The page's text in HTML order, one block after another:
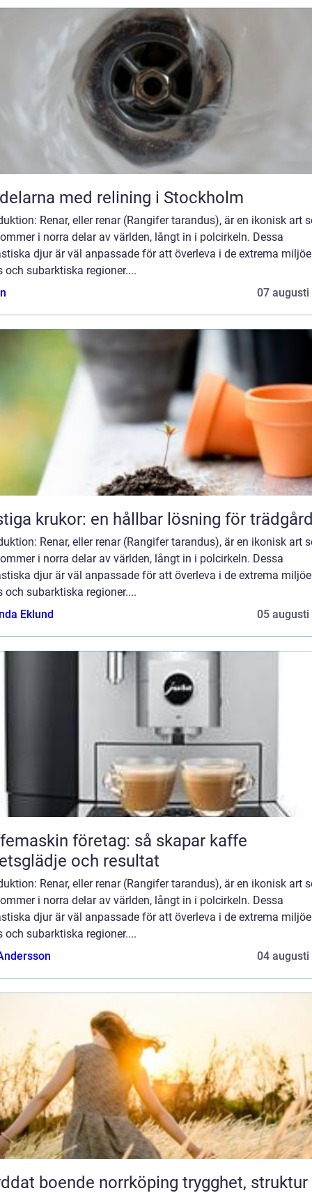
med relining i Stockholm
Renar, eller renar (Rangifer tarandus), är en ikonisk art
i norra delar av världen, långt in i polcirkeln. Dessa
djur är väl anpassade för att överleva i de extrema
och subarktiska regioner....
07 augusti
krukor: en hållbar lösning för
Renar, eller renar (Rangifer tarandus), är en ikonisk art
i norra delar av världen, långt in i polcirkeln. Dessa
djur är väl anpassade för att överleva i de extrema
och subarktiska regioner....
Eklund
05 augusti
företag: så skapar kaffe
och resultat
Renar, eller renar (Rangifer tarandus), är en ikonisk art
i norra delar av världen, långt in i polcirkeln. Dessa
djur är väl anpassade för att överleva i de extrema
och subarktiska regioner....
04 augusti
boende norrköping trygghet, struktur